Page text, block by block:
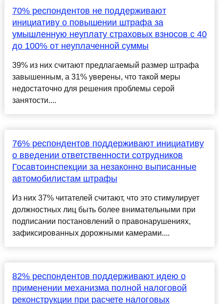
70% респондентов не поддерживают
инициативу о повышении штрафа за
умышленную неуплату страховых взносов с 40
до 100% от неуплаченной суммы
39% из них считают предлагаемый размер штрафа
завышенным, а 31% уверены, что такой меры
недостаточно для решения проблемы серой
занятости....
76% респондентов поддерживают инициативу
о введении ответственности сотрудников
Госавтоинспекции за незаконно выписанные
автомобилистам штрафы
Из них 37% читателей считают, что это стимулирует
должностных лиц быть более внимательными при
подписании постановлений о правонарушениях,
зафиксированных дорожными камерами....
82% респондентов поддерживают идею о
применении механизма полной налоговой
реконструкции при расчете налоговых